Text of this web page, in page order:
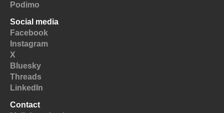
Podimo
Social media
Facebook
Instagram
X
Bluesky
Threads
LinkedIn
Contact